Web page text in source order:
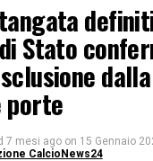
Stato
porte
7 mesi ago on 15 Gennaio
CalcioNews24